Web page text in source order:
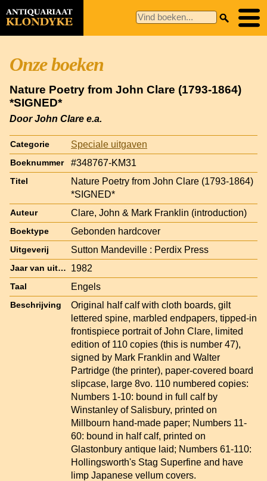
Onze boeken
Nature Poetry from John Clare (1793-1864)
*SIGNED*
Door John Clare e.a.
Categorie Speciale uitgaven
Boeknummer #348767-KM31
Titel
Nature Poetry from John Clare (1793-1864)
*SIGNED*
Auteur Clare, John & Mark Franklin (introduction)
Boektype Gebonden hardcover
Uitgeverij Sutton Mandeville : Perdix Press
Jaar van uitgave 1982
Taal Engels
Beschrijving
Original half calf with cloth boards, gilt
lettered spine, marbled endpapers, tipped-in
frontispiece portrait of John Clare, limited
edition of 110 copies (this is number 47),
signed by Mark Franklin and Walter
Partridge (the printer), paper-covered board
slipcase, large 8vo. 110 numbered copies:
Numbers 1-10: bound in full calf by
Winstanley of Salisbury, printed on
Millbourn hand-made paper; Numbers 11-
60: bound in half calf, printed on
Glastonbury antique laid; Numbers 61-110:
Hollingsworth's Stag Superfine and have
limp Japanese vellum covers.